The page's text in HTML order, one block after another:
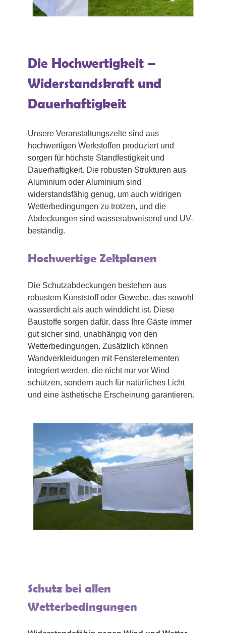
Die Hochwertigkeit –
Widerstandskraft und
Dauerhaftigkeit
Unsere Veranstaltungszelte sind aus
hochwertigen Werkstoffen produziert und
sorgen für höchste Standfestigkeit und
Dauerhaftigkeit. Die robusten Strukturen aus
Aluminium oder Aluminium sind
widerstandsfähig genug, um auch widrigen
Wetterbedingungen zu trotzen, und die
Abdeckungen sind wasserabweisend und UV-
beständig.
Hochwertige Zeltplanen
Die Schutzabdeckungen bestehen aus
robustem Kunststoff oder Gewebe, das sowohl
wasserdicht als auch winddicht ist. Diese
Baustoffe sorgen dafür, dass Ihre Gäste immer
gut sicher sind, unabhängig von den
Wetterbedingungen. Zusätzlich können
Wandverkleidungen mit Fensterelementen
integriert werden, die nicht nur vor Wind
schützen, sondern auch für natürliches Licht
und eine ästhetische Erscheinung garantieren.
Schutz bei allen
Wetterbedingungen